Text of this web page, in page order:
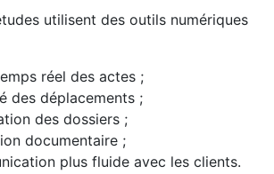
utilisent des outils numériques
réel des actes ;
des déplacements ;
des dossiers ;
documentaire ;
plus fluide avec les clients.